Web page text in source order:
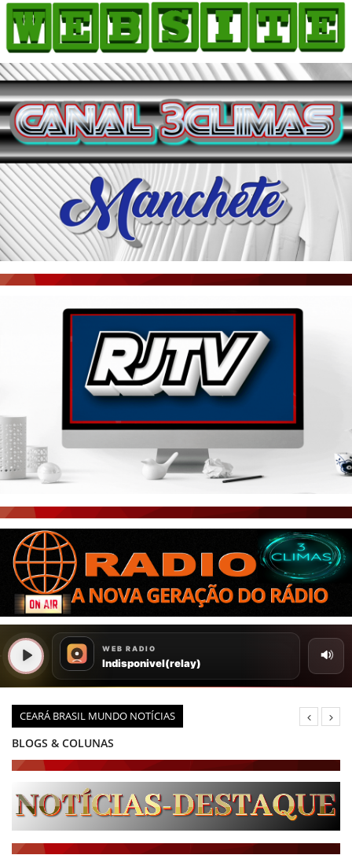
CEARÁ BRASIL MUNDO NOTÍCIAS
BLOGS & COLUNAS
PODCAST - PONTO DE VISTA
BRASIL DE FATO - ÚLTIMAS NOTÍCIAS
HOME
COMO ANUNCIAR
JORNAIS DO BRASIL
PODCAST/NOTÍCIAS
AS NOTÍCIAS DO DIA
ACONTECEU...VIROU MANCHETE!
BLOGS & COLUNAS
AGÊNCIA DE NOTÍCIAS
CNN BRASIL
PORTAL CEARÁ
ÚLTIMAS POSTAGENS
BOAS NOTÍCIAS...VIRAM MANCHETE!
CEARÁ BRASIL NOTÍCIAS
CEARÁ BRASIL MUNDO 1
BRASIL DE FATO
NOTÍCIAS GERAIS
CONECTE-SE
REGISTO